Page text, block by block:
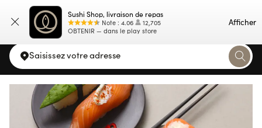
Sushi Shop, livraison de repas
Note : 4.06
12,705
OBTENIR — dans le play store
Afficher
Carte
Saisissez votre adresse